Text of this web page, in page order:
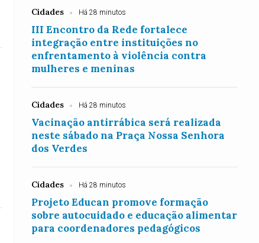
Cidades Há 28 minutos
III Encontro da Rede fortalece
integração entre instituições no
enfrentamento à violência contra
mulheres e meninas
Cidades Há 28 minutos
Vacinação antirrábica será realizada
neste sábado na Praça Nossa Senhora
dos Verdes
Cidades Há 28 minutos
Projeto Educan promove formação
sobre autocuidado e educação alimentar
para coordenadores pedagógicos